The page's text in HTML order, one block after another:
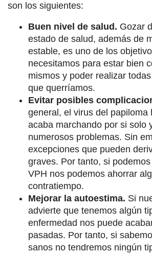
son los siguientes:
Buen nivel de salud. Gozar
estado de salud, además de
estable, es uno de los
necesitamos para estar bien
mismos y poder realizar
que querríamos.
Evitar posibles
general, el virus del papiloma
acaba marchando por si solo
numerosos problemas. Sin
excepciones que pueden
graves. Por tanto, si
VPH nos podemos ahorrar
contratiempo.
Mejorar la autoestima. Si
advierte que tenemos algún
enfermedad nos puede
pasadas. Por tanto, si
sanos no tendremos ningún